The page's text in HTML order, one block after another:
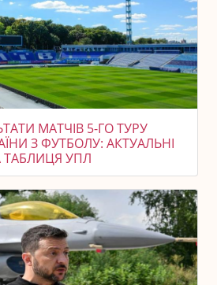
МАТЧІВ 5-ГО ТУРУ
З ФУТБОЛУ: АКТУАЛЬНІ
ТАБЛИЦЯ УПЛ